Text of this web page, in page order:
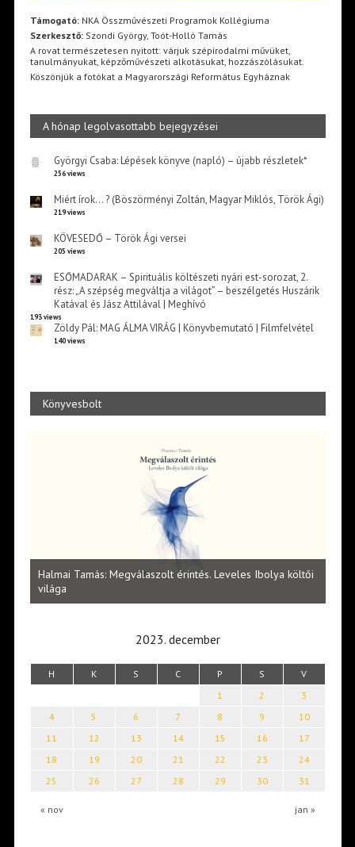
Támogató:NKA Összművészeti Programok Kollégiuma
Szerkesztő:Szondi György, Toót-Holló Tamás
A rovat természetesen nyitott: várjuk szépirodalmi művüket,
tanulmányukat, képzőművészeti alkotásukat, hozzászólásukat.
Köszönjük a fotókat a Magyarországi Református Egyháznak
A hónap legolvasottabb bejegyzései
Györgyi Csaba: Lépések könyve (napló) – újabb részletek*
256 views
Miért írok… ? (Böszörményi Zoltán, Magyar Miklós, Török Ági)
219 views
KÖVESEDŐ – Török Ági versei
205 views
ESŐMADARAK – Spirituális költészeti nyári est-sorozat, 2.
rész: „A szépség megváltja a világot” – beszélgetés Huszárik
Katával és Jász Attilával | Meghívó
193 views
Zöldy Pál: MAG ÁLMA VIRÁG | Könyvbemutató | Filmfelvétel
140 views
Könyvesbolt
Halmai Tamás: Megválaszolt érintés. Leveles Ibolya költői
világa
2023. december
H K S C P S V
« nov jan »
1 2
3
4
5 6 7 8 9
10
11
12 13 14 15 16
17
18
19 20 21 22 23
24
25
26 27 28 29 30 31